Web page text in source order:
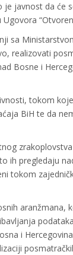
javnost da će
sa
realizovati
Bosne i
tokom
BiH te da
ih pregledaju
tokom
i